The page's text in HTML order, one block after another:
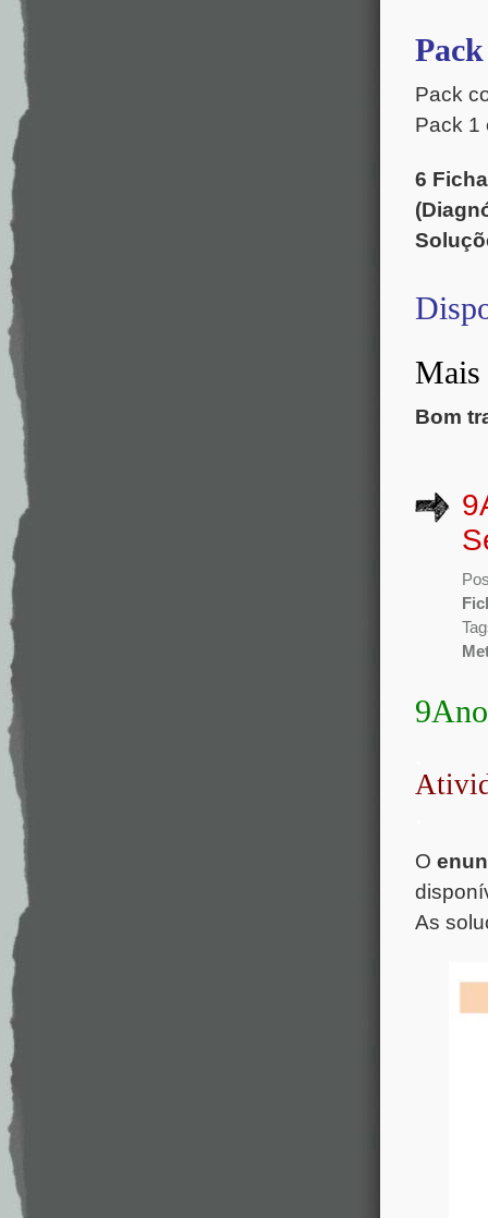
Pack
Pack
Pack 1
6
Bom
O
As